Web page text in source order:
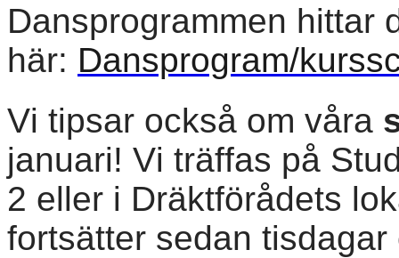
Dansprogrammen hittar
här: Dansprogram/
Vi tipsar också om våra
januari! Vi träffas på
2 eller i Dräktförådets
fortsätter sedan